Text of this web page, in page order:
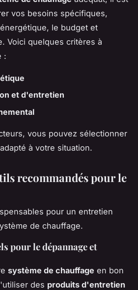
vos besoins spécifiques,
le budget et
Voici quelques critères à
:
et d'entretien
vous pouvez sélectionner
à votre situation.
recommandés pour le
pour un entretien
de chauffage.
pour le dépannage et
système de chauffage en bon
des produits d'entretien